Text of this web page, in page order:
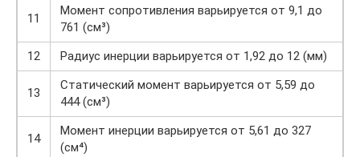
11
Момент сопротивления варьируется от 9,1 до
761 (см³)
12
Радиус инерции варьируется от 1,92 до 12 (мм)
13
Статический момент варьируется от 5,59 до
444 (см³)
14
Момент инерции варьируется от 5,61 до 327
(см⁴)